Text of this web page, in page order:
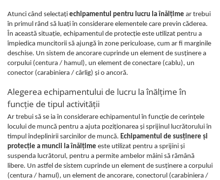
Protecţie ignifugă
Accesorii rezistente la flacără
Combinezoane
Hanorace
Jachete
Salopete cu pieptar
Tricouri
Veste
îmbrăcăminte pentru damă
Rezistent la flacăra
Vizibilitate înalta hi-vis
îmbrăcăminte asistente/doctori
Atunci când selectaţi echipamentul pentru lucru la înălţime ar trebui
în primul rând să luaţi în considerare elementele care previn căderea.
În această situaţie, echipamentul de protecţie este utilizat pentru a
împiedica muncitorii să ajungă în zone periculoase, cum ar fi marginile
deschise. Un sistem de ancorare cuprinde un element de susţinere a
corpului (centura / hamul), un element de conectare (cablu), un
conector (carabiniera / cârlig) şi o ancoră.
Alegerea echipamentului de lucru la înălţime în
funcţie de tipul activităţii
Ar trebui să se ia în considerare echipamentul în funcţie de cerinţele
locului de muncă pentru a ajuta poziţionarea şi sprijinul lucrătorului în
timpul îndeplinirii sarcinilor de muncă. Echipamentul de susţinere şi
protecţie a muncii la înălţime este utilizat pentru a sprijini şi
suspenda lucrătorul, pentru a permite ambelor mâini să rămână
libere. Un astfel de sistem cuprinde un element de susţinere a corpului
(centura / hamul), un element de ancorare, conectorul (carabiniera /